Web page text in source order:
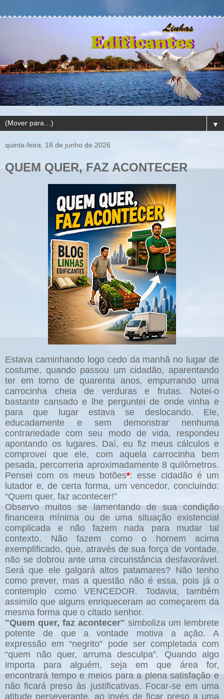
▼
quinta-feira, 18 de junho de 2026
QUEM QUER, FAZ ACONTECER
Estava caminhando logo cedo da manhã no lugar de
costume, quando passou um cidadão, aparentando
ter em torno de quarenta anos, empurrando uma
carrocinha cheia de verduras e frutas. Notei-o
bastante cansado e lhe perguntei de onde vinha e
para que lugar estava se deslocando. Ele,
educadamente e sem demonstrar nenhuma
contrariedade com seu modo de vida, respondeu
apontando os lugares. Daí, eu fiz meus cálculos e
comprovei que ele, com aquela carrocinha bem
pesada, percorreria aproximadamente 8 quilômetros.
Pensei com os meus botões*: esse cidadão é um
lutador e, de certa forma, um vencedor, concluindo:
“Quem quer, faz acontecer!”
Observo muitos se lamentando de sua condição
financeira mínima ou de uma situação existencial
complicada e não fazem nada para mudar tal
contexto. Não fazem como o homem acima
exemplificado, que, através de sua força de vontade,
não se dobrou ante uma circunstância desfavorável.
Será que ele galgará altos patamares? Não tenho
como prever, mas a questão não é essa, pois já o
contemplo como VENCEDOR. Todavia, também
assimilo que alguns enriqueceram ao começarem da
mesma forma que o citado senhor.
"Quem quer, faz acontecer" simboliza um lembrete
potente de que a vontade motiva a ação. A
expressão em “negrito” pode ser completada com
“quem não quer, arruma desculpa”. Quando algo
importa para alguém, seja em que área for,
encontrará tempo e meios para a plena satisfação e
não ficará preso às justificativas. Focar-se em uma
atitude perseverante, ao invés de ficar preso a uma